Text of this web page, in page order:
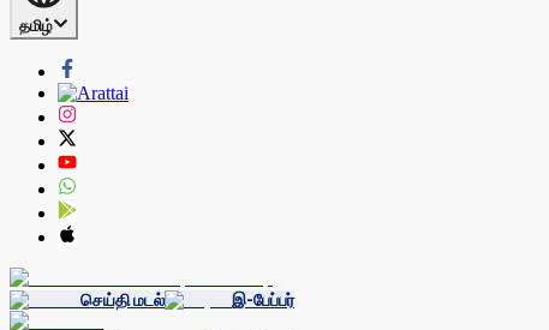
தமிழ்
செய்தி மடல் இ-பேப்பர்